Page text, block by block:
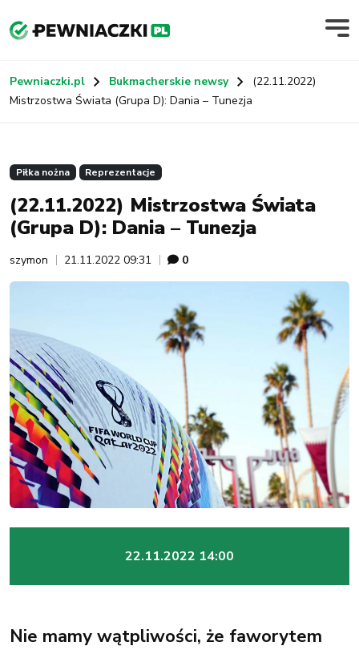
Pewniaczki.pl Bukmacherskie newsy
(22.11.2022)
Mistrzostwa Świata (Grupa D): Dania – Tunezja
Piłka nożna Reprezentacje
(22.11.2022) Mistrzostwa Świata
(Grupa D): Dania – Tunezja
szymon 21.11.2022 09:31 0
22.11.2022 14:00
Nie mamy wątpliwości, że faworytem